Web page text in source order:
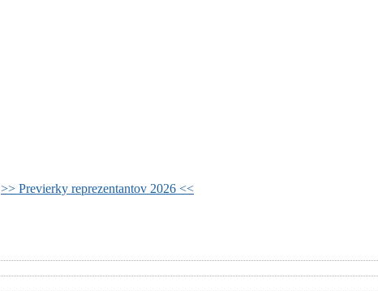
>> Previerky reprezentantov 2026 <<